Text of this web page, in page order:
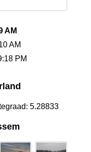
AM
AM
PM
5.28833